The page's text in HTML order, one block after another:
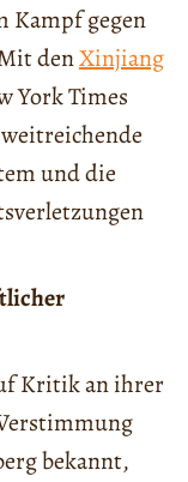
Kampf gegen
denXinjiang
York Times
und die
Kritik an ihrer
bekannt,